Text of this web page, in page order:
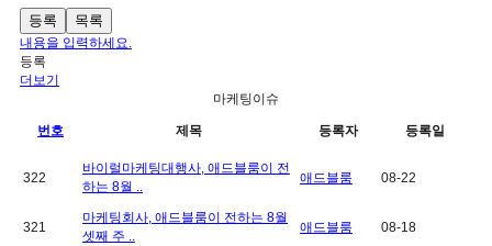
등록 목록
내용을 입력하세요.
등록
더보기
마케팅이슈
번호 제목 등록자 등록일
322
바이럴마케팅대행사, 애드블룸이 전
하는 8월 ..
애드블룸 08-22
321
마케팅회사, 애드블룸이 전하는 8월
셋째 주 ..
애드블룸 08-18